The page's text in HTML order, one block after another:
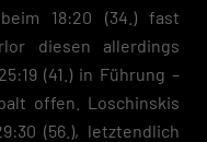
18:20 (34.) fast
diesen allerdings
(41.) in Führung –
offen. Loschinskis
(56.), letztendlich